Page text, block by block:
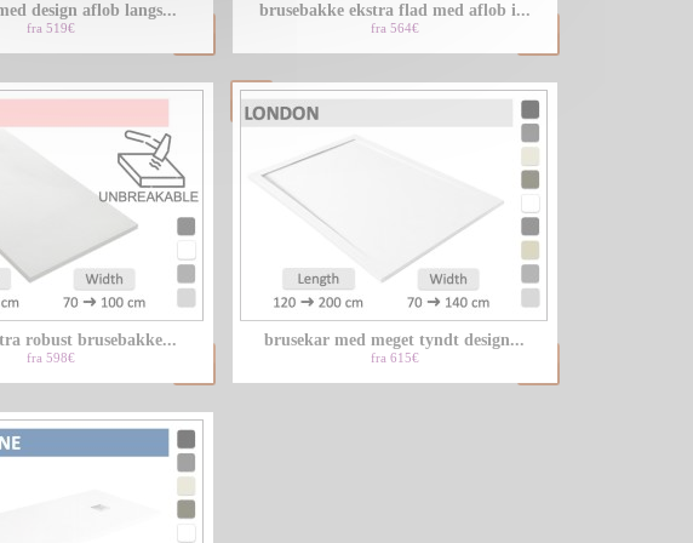
design aflob langs...
fra 519€
brusebakke ekstra flad med aflob i...
fra 564€
robust brusebakke...
fra 598€
brusekar med meget tyndt design...
fra 615€